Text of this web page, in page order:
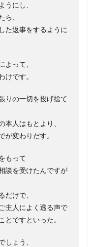
うにし、
ら、
た返事をするように
よって、
けです。
りの一切を投げ捨て
本人はもとより、
が変わりだす。
もって
談を受けたんですが
だけで、
主人によく透る声で
とですといった。
しょう、